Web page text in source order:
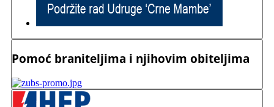
Pomoć braniteljima i njihovim obiteljima